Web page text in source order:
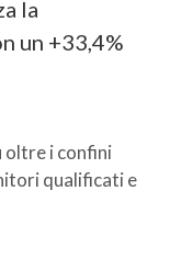
la
un +33,4%
oltre i confini
qualificati e